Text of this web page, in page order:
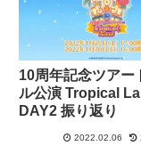
10周年記念ツアー
ル公演 Tropical
DAY2 振り返り
2022.02.06